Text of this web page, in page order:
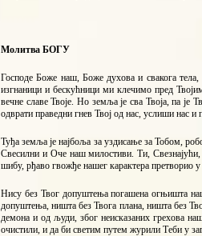
Молитва БОГУ
Господе Боже наш, Боже духова и свакога
изгнаници и бескућници ми клечимо пред
вечне славе Твоје. Но земља је сва Твоја, па
одврати праведни гнев Твој од нас, услиши нас и
Туђа земља је најбоља за уздисање за Тобом,
Свесилни и Оче наш милостиви. Ти,
шибу, рђаво гвожђе нашег карактера претворио
Нису без Твог допуштења погашена огњишта
допуштења, ништа без Твога плана, ништа без
демона и од људи, због неисказаних грехова
очистили, и да би светим путем журили Теби у